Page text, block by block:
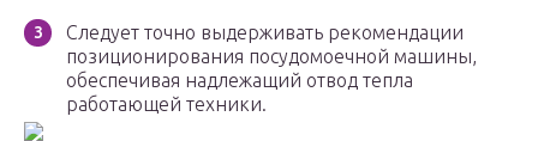
Следует точно выдерживать рекомендации
позиционирования посудомоечной машины,
обеспечивая надлежащий отвод тепла
работающей техники.